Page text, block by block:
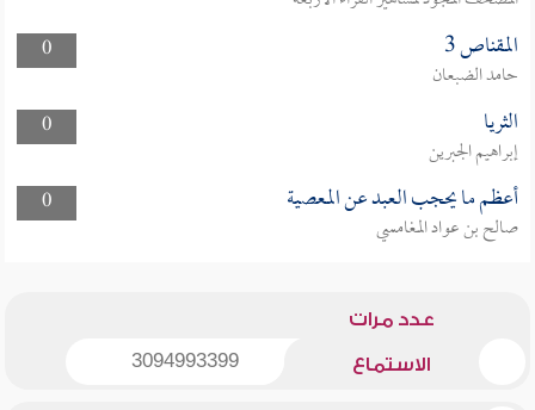
0
المقناص 3
حامد الضبعان
0
الثريا
إبراهيم الجبرين
0
أعظم ما يحجب العبد عن المعصية
صالح بن عواد المغامسي
عدد مرات
الاستماع 3094993399